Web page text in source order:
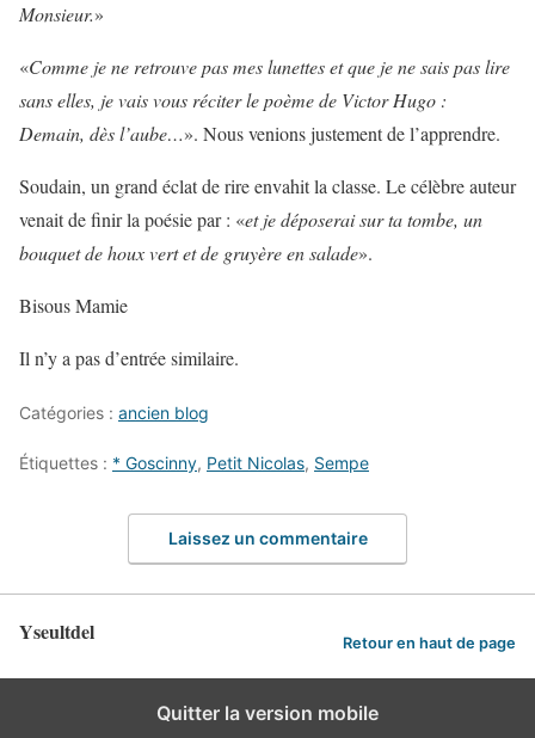
Monsieur.»
«Comme je ne retrouve pas mes lunettes et que je ne sais pas lire
sans elles, je vais vous réciter le poème de Victor Hugo :
Demain, dès l’aube…». Nous venions justement de l’apprendre.
Soudain, un grand éclat de rire envahit la classe. Le célèbre auteur
venait de finir la poésie par : «et je déposerai sur ta tombe, un
bouquet de houx vert et de gruyère en salade».
Bisous Mamie
Il n’y a pas d’entrée similaire.
Catégories : ancien blog
Étiquettes : * Goscinny, Petit Nicolas, Sempe
Laissez un commentaire
Yseultdel Retour en haut de page
Quitter la version mobile
: Directive 'allow_url_include' is deprecated in